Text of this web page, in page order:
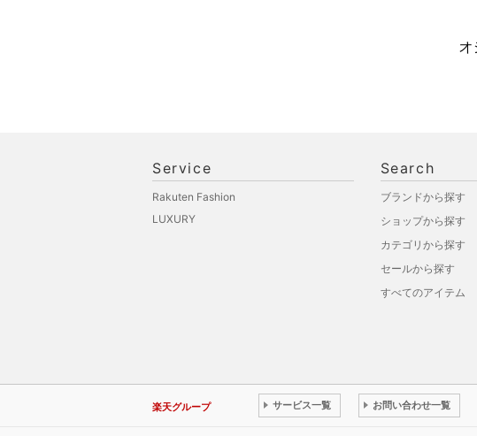
Service
Rakuten Fashion
LUXURY
Search
ブランドから探す
ショップから探す
カテゴリから探す
セールから探す
すべてのアイテム
楽天グループ サービス一覧 お問い合わせ一覧